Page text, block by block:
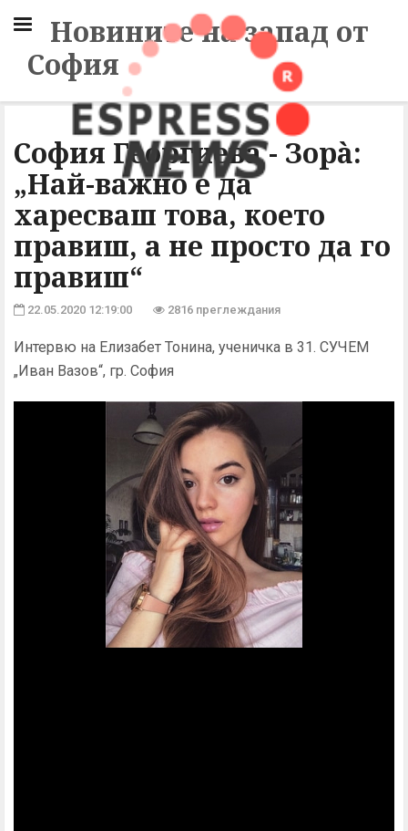
Новините на запад от
София
София Георгиева - Зорà:
„Най-важно е да
харесваш това, което
правиш, а не просто да го
правиш“
22.05.2020 12:19:00 2816 преглеждания
Интервю на Елизабет Тонина, ученичка в 31. СУЧЕМ
„Иван Вазов“, гр. София